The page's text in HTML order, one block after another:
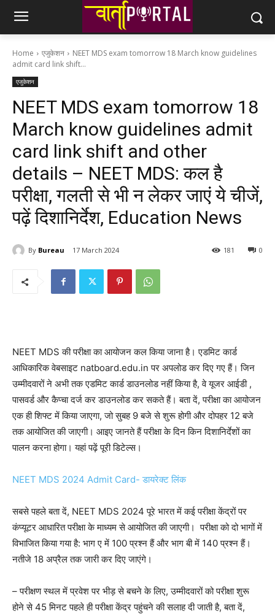
Home एजुकेशन
NEET MDS exam tomorrow 18 March know guidelines
admit card link shift...
एजुकेशन
NEET MDS exam tomorrow 18
March know guidelines admit
card link shift and other
details – NEET MDS: कल है
परीक्षा, गलती से भी न लेकर जाएं ये चीजें,
पढ़ें दिशानिर्देश, Education News
By Bureau 17 March 2024 0
181
NEET MDS की परीक्षा का आयोजन कल किया जाना है। एडमिट कार्ड
आधिकारिक वेबसाइट natboard.edu.in पर अपलोड कर दिए गए हैं। जिन
उम्मीदवारों ने अभी तक एडमिट कार्ड डाउनलोड नहीं किया है, वे यूजर आईडी ,
पासवर्ड और कैप्चा दर्ज कर डाउनलोड कर सकते हैं। बता दें, परीक्षा का आयोजन
एक ही शिफ्ट में किया जाएगा, जो सुबह 9 बजे से शुरू होगी और दोपहर 12 बजे
तक आयोजित की जाएगी। आइए जानते हैं परीक्षा के दिन किन दिशानिर्देशों का
पालन करना होगा। यहां पढ़ें पूरी डिटेल्स।
NEET MDS 2024 Admit Card- डायरेक्ट लिंक
सबसे पहले बता दें, NEET MDS 2024 पूरे भारत में कई परीक्षा केंद्रों पर
कंप्यूटर आधारित परीक्षा के माध्यम से आयोजित की जाएगी। परीक्षा को दो भागों में
विभाजित किया गया है: भाग ए में 100 प्रश्न हैं और भाग बी में 140 प्रश्न हैं।
नतीजे 18 अप्रैल तक जारी कर दिए जाएंगे।
– परीक्षण स्थल में प्रवेश पर भीड़ से बचने के लिए, उम्मीदवारों को परीक्षा शुरू
होने से 45 मिनट पहले ही परीक्षा केंद्र पहुंचने की सलाह दी जाती है, बता दें,